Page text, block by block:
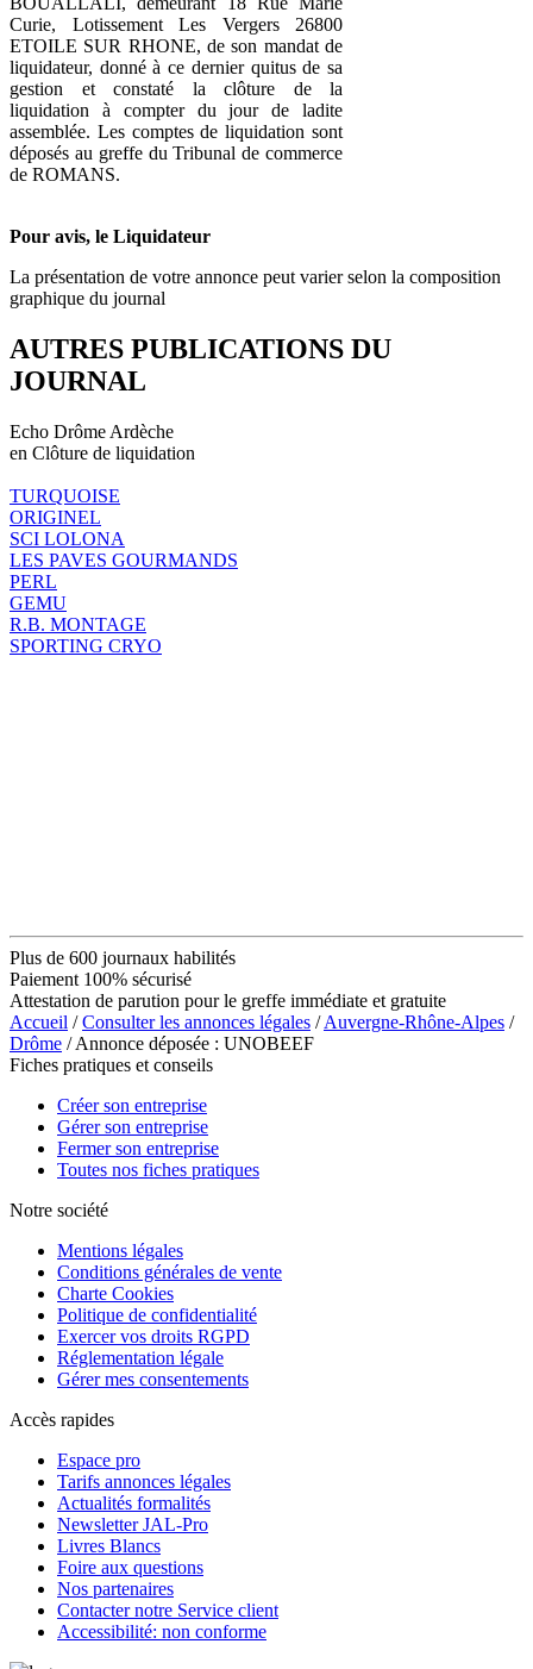
Curie, Lotissement Les Vergers 26800
ETOILE SUR RHONE, de son mandat de
liquidateur, donné à ce dernier quitus de sa
gestion et constaté la clôture de la
liquidation à compter du jour de ladite
assemblée. Les comptes de liquidation sont
déposés au greffe du Tribunal de commerce
de ROMANS.
Pour avis, le Liquidateur
La présentation de votre annonce peut varier selon la composition
graphique du journal
AUTRES PUBLICATIONS DU
JOURNAL
Echo Drôme Ardèche
en Clôture de liquidation
TURQUOISE
ORIGINEL
SCI LOLONA
LES PAVES GOURMANDS
PERL
GEMU
R.B. MONTAGE
SPORTING CRYO
Plus de 600 journaux habilités
Paiement 100% sécurisé
Attestation de parution pour le greffe immédiate et gratuite
Accueil /Consulter les annonces légales /Auvergne-Rhône-Alpes /
Drôme / Annonce déposée : UNOBEEF
Fiches pratiques et conseils
Créer son entreprise
Gérer son entreprise
Fermer son entreprise
Toutes nos fiches pratiques
Notre société
Mentions légales
Conditions générales de vente
Charte Cookies
Politique de confidentialité
Exercer vos droits RGPD
Réglementation légale
Gérer mes consentements
Accès rapides
Espace pro
Tarifs annonces légales
Actualités formalités
Newsletter JAL-Pro
Livres Blancs
Foire aux questions
Nos partenaires
Contacter notre Service client
Accessibilité: non conforme